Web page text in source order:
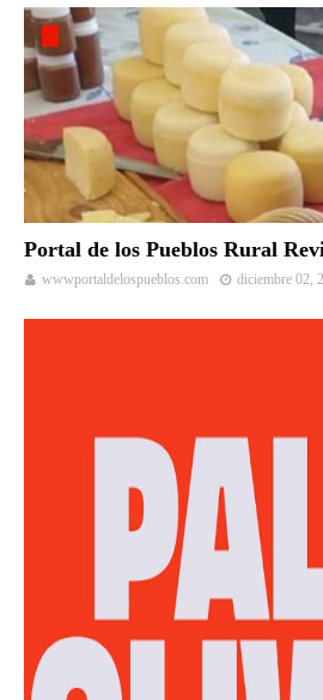
Portal de los Pueblos Rural
wwwportaldelospueblos.com diciembre 02,